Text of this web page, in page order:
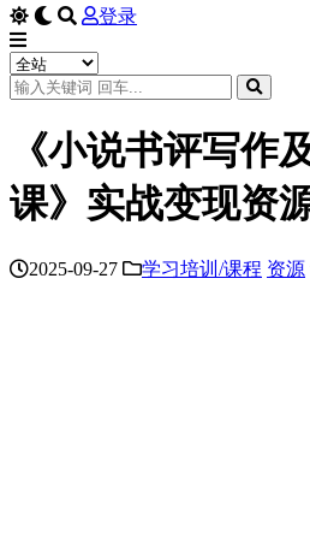
登录
《小说书评写作
课》实战变现资
2025-09-27 学习培训/课程 资源